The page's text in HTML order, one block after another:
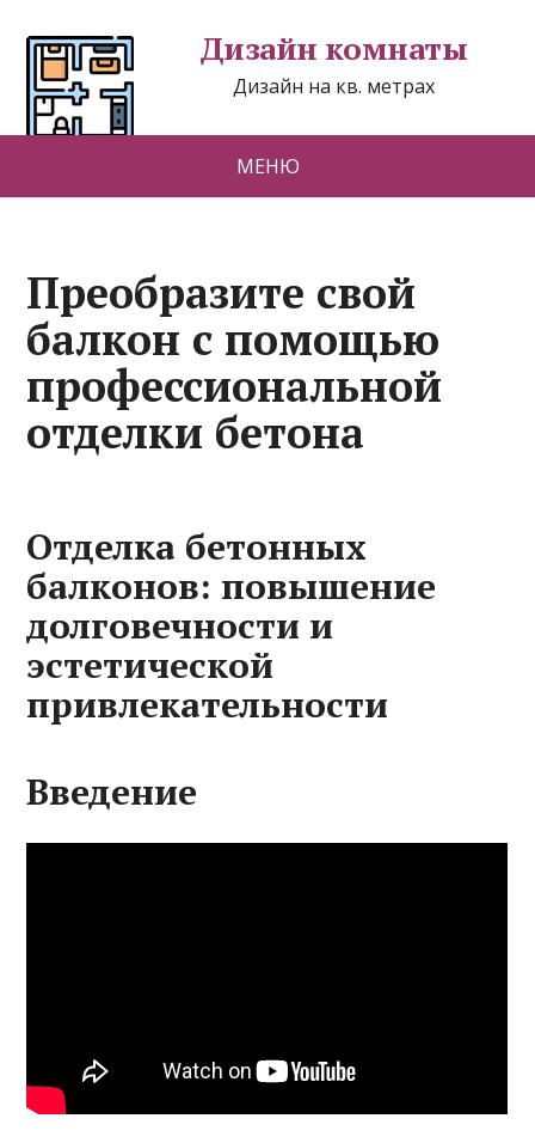
Дизайн комнаты
Дизайн на кв. метрах
МЕНЮ
Преобразите свой
балкон с помощью
профессиональной
отделки бетона
Отделка бетонных
балконов: повышение
долговечности и
эстетической
привлекательности
Введение